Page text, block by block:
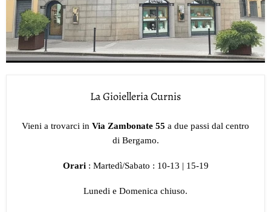
La Gioielleria Curnis
Vieni a trovarci in Via Zambonate 55 a due passi dal centro
di Bergamo.
Orari : Martedì/Sabato : 10-13 | 15-19
Lunedi e Domenica chiuso.